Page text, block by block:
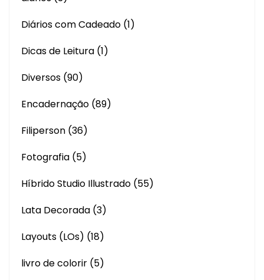
Diários com Cadeado (1)
Dicas de Leitura (1)
Diversos (90)
Encadernação (89)
Filiperson (36)
Fotografia (5)
Híbrido Studio Illustrado (55)
Lata Decorada (3)
Layouts (LOs) (18)
livro de colorir (5)